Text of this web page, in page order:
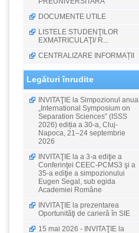
DOCUMENTE UTILE
LISTELE STUDENŢILOR
EXMATRICULAŢI/ R...
CENTRALIZARE INFORMAȚII
Legături înrudite
INVITAŢIE la Simpozionul anual
„International Symposium on
Separation Sciences” (ISSS
2026) ediția a 30-a, Cluj-
Napoca, 21–24 septembrie
2026
INVITAŢIE la a 3-a ediţie a
Conferinţei CEEC-PCMS3 şi a
35-a ediţie a simpozionului
Eugen Segal, sub egida
Academiei Române
INVITAŢIE la prezentarea
Oportunităţi de carieră în SIE
15 mai 2026 - INVITAŢIE la